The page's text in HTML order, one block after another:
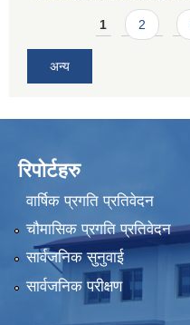
Pages1 2
अन्य
रिपोर्टहरु
वार्षिक प्रगति प्रतिवेदन
चौमासिक प्रगति प्रतिवेदन
सार्वजनिक सुनुवाई
सार्वजनिक परीक्षण